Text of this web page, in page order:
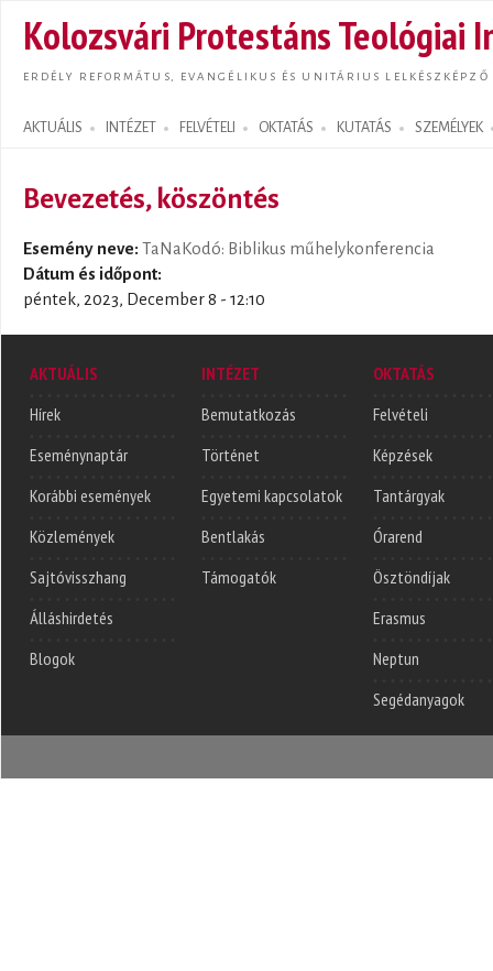
Kolozsvári Protestáns Teológiai
ERDÉLY REFORMÁTUS, EVANGÉLIKUS ÉS UNITÁRIUS LELKÉSZKÉPZŐ
AKTUÁLIS INTÉZET FELVÉTELI OKTATÁS KUTATÁS SZEMÉLYEK
Search form
Bevezetés, köszöntés
Esemény neve: TaNaKodó: Biblikus műhelykonferencia
Dátum és időpont:
péntek, 2023, December 8 - 12:10
AKTUÁLIS
Hírek
Eseménynaptár
Korábbi események
Közlemények
Sajtóvisszhang
Álláshirdetés
Blogok
INTÉZET
Bemutatkozás
Történet
Egyetemi kapcsolatok
Bentlakás
Támogatók
OKTATÁS
Felvételi
Képzések
Tantárgyak
Órarend
Ösztöndíjak
Erasmus
Neptun
Segédanyagok